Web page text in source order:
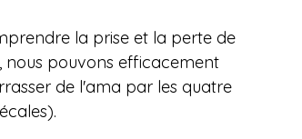
la prise et la perte de
nous pouvons efficacement
de l'ama par les quatre